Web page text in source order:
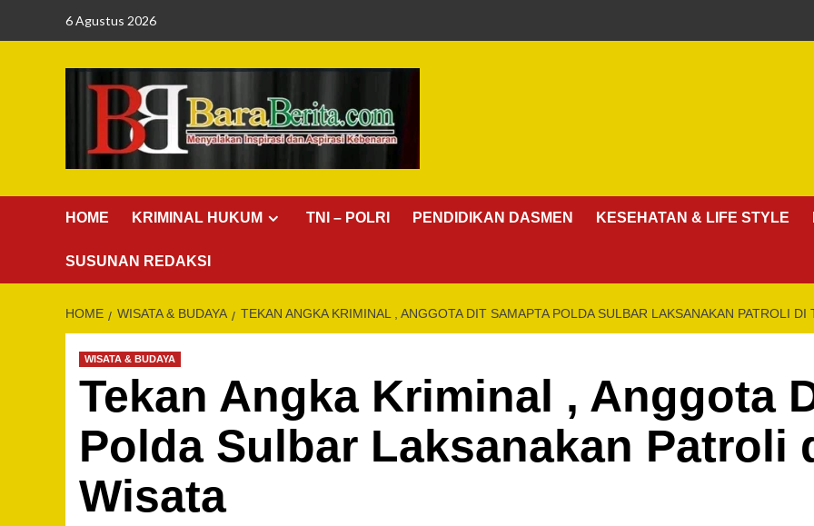
6 Agustus 2026
HOME KRIMINAL HUKUM TNI – POLRI PENDIDIKAN DASMEN KESEHATAN & LIFE STYLE
SUSUNAN REDAKSI
HOME WISATA & BUDAYA TEKAN ANGKA KRIMINAL , ANGGOTA DIT SAMAPTA POLDA SULBAR LAKSANAKAN PATROLI DI
WISATA & BUDAYA
Tekan Angka Kriminal , Anggota
Polda Sulbar Laksanakan Patroli
Wisata